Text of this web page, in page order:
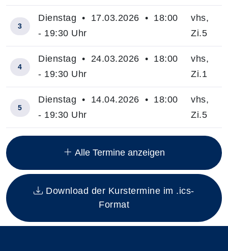
Insgesamt gibt es 15 Termine zum diesen Kurs
3
Dienstag • 17.03.2026 • 18:00
- 19:30 Uhr
vhs,
Zi.5
4
Dienstag • 24.03.2026 • 18:00
- 19:30 Uhr
vhs,
Zi.1
5
Dienstag • 14.04.2026 • 18:00
- 19:30 Uhr
vhs,
Zi.5
Alle Termine anzeigen
Download der Kurstermine im .ics-
Format